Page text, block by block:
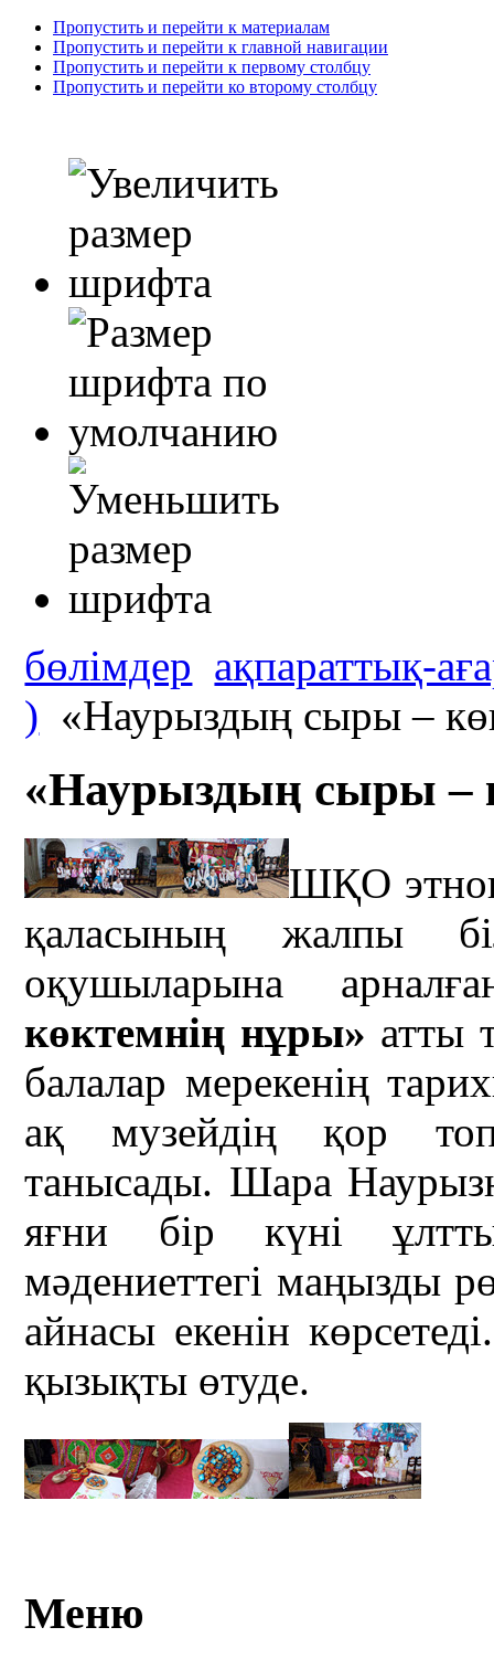
Пропустить и перейти к материалам
Пропустить и перейти к главной навигации
Пропустить и перейти к первому столбцу
Пропустить и перейти ко второму столбцу
бөлімдер ақпараттық-
) «Наурыздың сыры –
«Наурыздың сыры –
ШҚО
қаласының жалпы
оқушыларына
көктемнің нұры» атты
балалар мерекенің
ақ музейдің қор
танысады. Шара
яғни бір күні
мәдениеттегі маңызды
айнасы екенін
қызықты өтуде.
Меню